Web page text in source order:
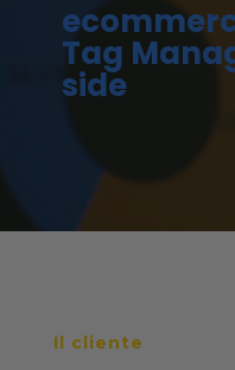
Tag
side
Il cliente